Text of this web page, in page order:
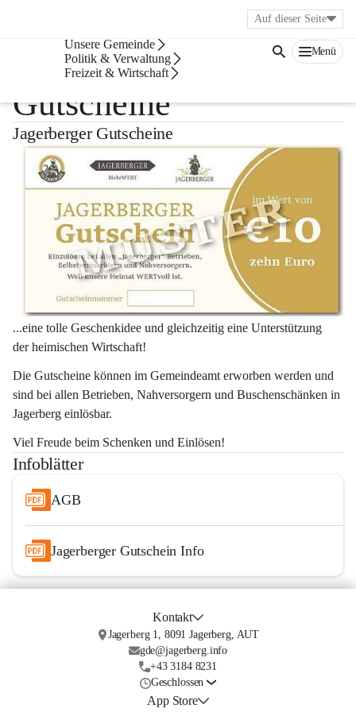
Unsere Gemeinde
Politik & Verwaltung
Freizeit & Wirtschaft
Menü
Auf dieser Seite
Jagerberger
Gutscheine
Jagerberger Gutscheine
...eine tolle Geschenkidee und gleichzeitig eine Unterstützung
der heimischen Wirtschaft!
Die Gutscheine können im Gemeindeamt erworben werden und
sind bei allen Betrieben, Nahversorgern und Buschenschänken in
Jagerberg einlösbar.
Viel Freude beim Schenken und Einlösen!
Infoblätter
AGB
Jagerberger Gutschein Info
Kontakt
Jagerberg 1, 8091 Jagerberg, AUT
gde@jagerberg.info
+43 3184 8231
Geschlossen
App Store